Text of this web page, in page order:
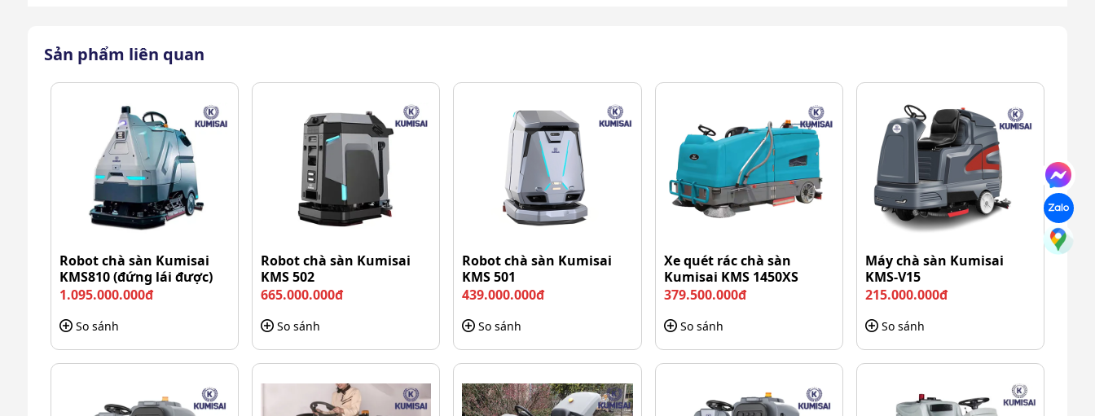
Công suất lớn kết hợp với phụ kiện đi kèm cho hiệu quả làm sạch vượt trội
Vệ sinh hiệu quả trên nhiều loại sàn
Máy chà sàn liên hợp
đẩy tay Kumisai KMS-501 có thể hoạt động trên nhiều bề mặt sàn và trong nhiều
môi trường khác nhau. Thiết bị vệ sinh công nghiệp này cung cấp sự linh hoạt cho người sử dụng, vừa chà
vừa hút giúp sàn nhà khô ráo ngay sau khi chà rửa. Vì vậy máy rất thích hợp để làm việc trong các khu vực
như siêu thị, nhà máy, văn phòng, nhà hàng, khách sạn và nhiều nơi khác.
Sản phẩm liên quan
Robot chà sàn Kumisai
KMS810 (đứng lái được)
1.095.000.000đ
So sánh
Robot chà sàn Kumisai
KMS 502
665.000.000đ
So sánh
Robot chà sàn Kumisai
KMS 501
439.000.000đ
So sánh
Xe quét rác chà sàn
Kumisai KMS 1450XS
379.500.000đ
So sánh
Máy chà sàn Kumisai
KMS-V15
215.000.000đ
So sánh